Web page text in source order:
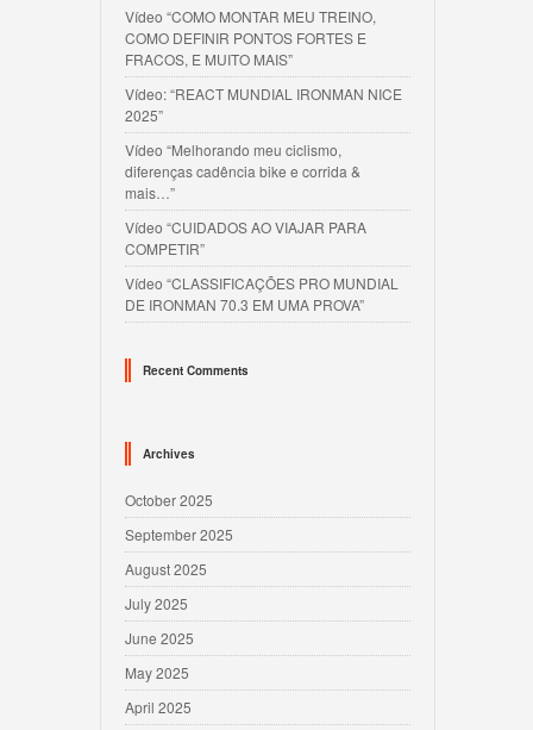
Vídeo “COMO MONTAR MEU TREINO,
COMO DEFINIR PONTOS FORTES E
FRACOS, E MUITO MAIS”
Vídeo: “REACT MUNDIAL IRONMAN NICE
2025”
Vídeo “Melhorando meu ciclismo,
diferenças cadência bike e corrida &
mais…”
Vídeo “CUIDADOS AO VIAJAR PARA
COMPETIR”
Vídeo “CLASSIFICAÇÕES PRO MUNDIAL
DE IRONMAN 70.3 EM UMA PROVA”
Recent Comments
Archives
October 2025
September 2025
August 2025
July 2025
June 2025
May 2025
April 2025